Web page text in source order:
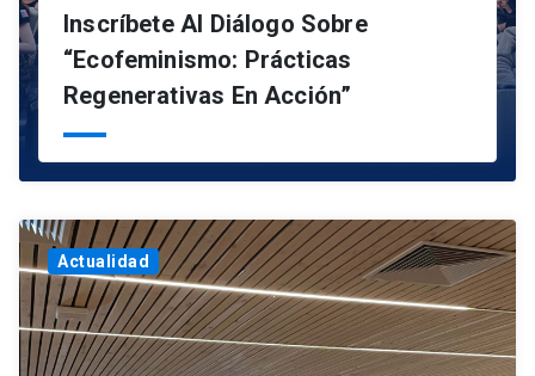
Inscríbete Al Diálogo Sobre
“Ecofeminismo: Prácticas
Regenerativas En Acción”
Actualidad